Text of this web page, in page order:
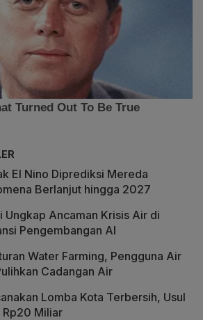
El Nino Diprediksi Mereda
Berlanjut hingga 2027
Ungkap Ancaman Krisis Air di
Pengembangan AI
Water Farming, Pengguna Air
Cadangan Air
Lomba Kota Terbersih, Usul
Rp20 Miliar